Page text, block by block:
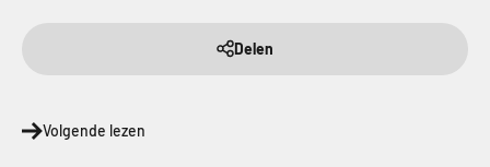
Delen
Volgende lezen